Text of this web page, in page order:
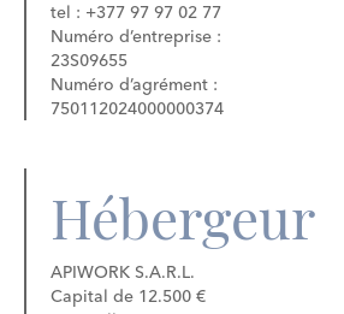
tel : +377 97 97 02 77
Numéro d’entreprise :
23S09655
Numéro d’agrément :
750112024000000374
Hébergeur
APIWORK S.A.R.L.
Capital de 12.500 €